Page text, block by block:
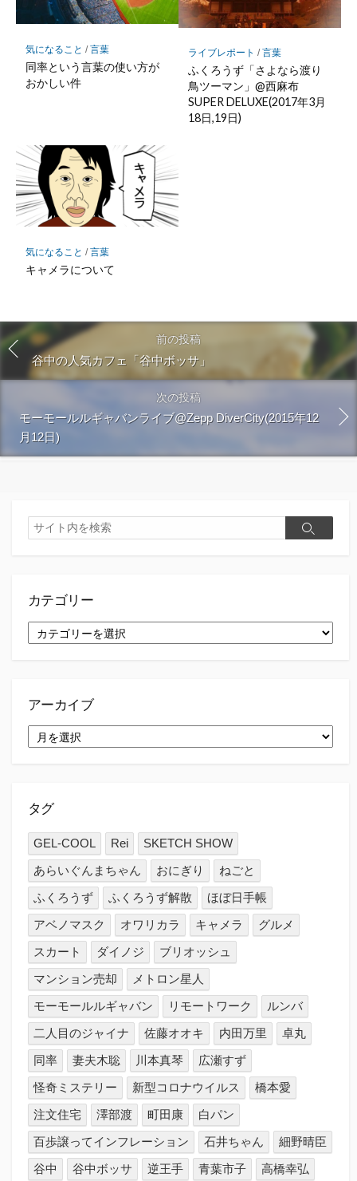
気になること /言葉
同率という言葉の使い方が
おかしい件
ライブレポート /言葉
ふくろうず「さよなら渡り
鳥ツーマン」@西麻布
SUPER DELUXE(2017年3月
18日,19日)
気になること /言葉
キャメラについて
前の投稿
谷中の人気カフェ「谷中ボッサ」
次の投稿
モーモールルギャバンライブ@Zepp DiverCity(2015年12
月12日)
検
索
検
カテゴリー
テ
アーカイブ
ー
タグ
GEL-COOL Rei
SKETCH SHOW
あらいぐんまちゃん
おにぎり
ねごと
ふくろうず
ふくろうず解散
ほぼ日手帳
アベノマスク
オワリカラ キャメラ
グルメ
スカート
ダイノジ
ブリオッシュ
マンション売却
メトロン星人
モーモールルギャバン
リモートワーク
ルンバ
二人目のジャイナ
佐藤オオキ 内田万里
卓丸
同率
妻夫木聡 川本真琴
広瀬すず
怪奇ミステリー
新型コロナウイルス
橋本愛
注文住宅
澤部渡 町田康
白パン
百歩譲ってインフレーション
石井ちゃん
細野晴臣
谷中
谷中ボッサ 逆王手 青葉市子 高橋幸弘